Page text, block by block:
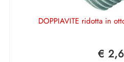
DOPPIAVITE ridotta in
€